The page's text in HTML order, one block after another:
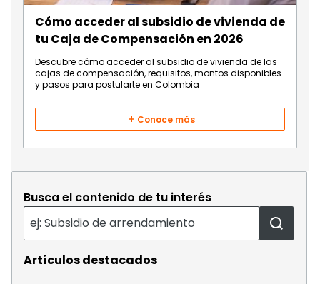
Cómo acceder al subsidio de vivienda de
tu Caja de Compensación en 2026
Descubre cómo acceder al subsidio de vivienda de las
cajas de compensación, requisitos, montos disponibles
y pasos para postularte en Colombia
Conoce más
Busca el contenido de tu interés
Artículos destacados